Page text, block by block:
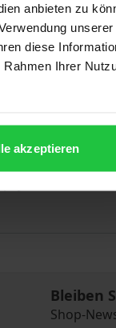
anbieten zu
unserer
diese
Ihrer
akzeptieren
Und
zwischen
Bleiben
Shop-